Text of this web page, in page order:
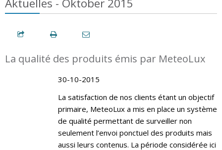
La qualité des produits émis par MeteoLux
30-10-2015
La satisfaction de nos clients étant un objectif
primaire, MeteoLux a mis en place un système
de qualité permettant de surveiller non
seulement l’envoi ponctuel des produits mais
aussi leurs contenus. La période considérée ici